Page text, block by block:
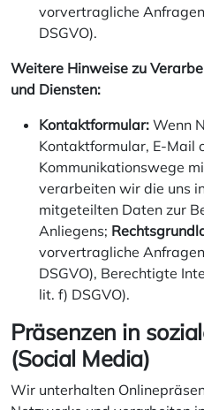
vorvertragliche
DSGVO).
Weitere Hinweise zu
und Diensten:
Kontaktformular: Wenn
Kontaktformular, E-Mail
Kommunikationswege
verarbeiten wir die uns
mitgeteilten Daten zur
Anliegens;
vorvertragliche
DSGVO), Berechtigte
lit. f) DSGVO).
Präsenzen in
(Social Media)
Wir unterhalten